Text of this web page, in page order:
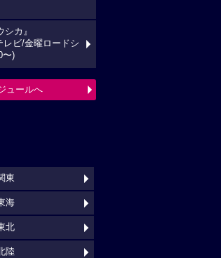
シカ』
レビ/金曜ロードシ
〜)
ュールへ
東
海
北
陸